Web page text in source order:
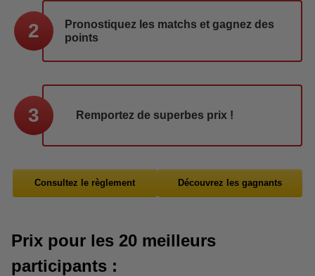
2
Pronostiquez les matchs et gagnez des
points
3 Remportez de superbes prix !
Consultez le règlement Découvrez les gagnants
Prix pour les 20 meilleurs
participants :